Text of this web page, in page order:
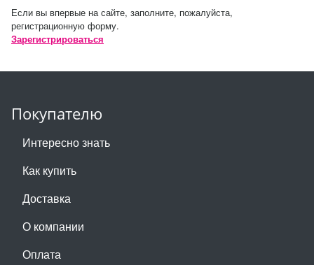
Если вы впервые на сайте, заполните, пожалуйста,
регистрационную форму.
Зарегистрироваться
Покупателю
Интересно знать
Как купить
Доставка
О компании
Оплата